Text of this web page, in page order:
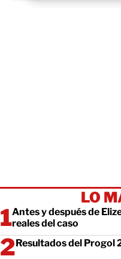
LO
Antes y después de
reales del caso
Resultados del Progol